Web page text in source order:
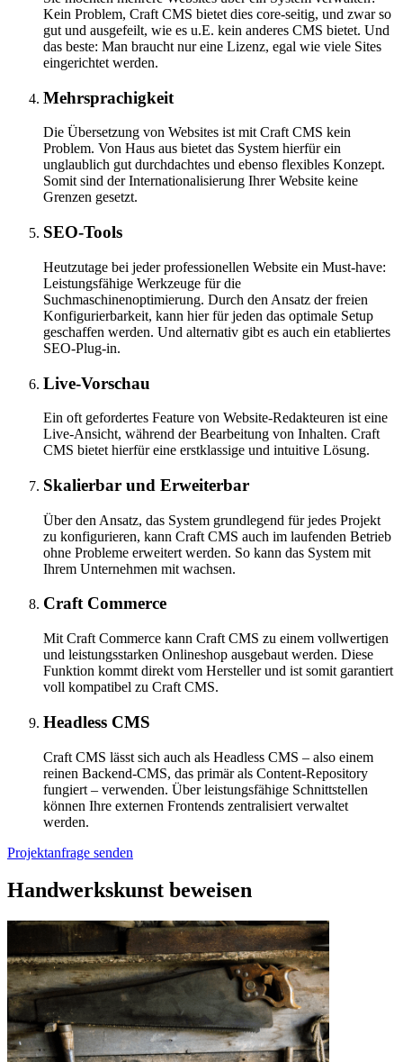
Kein Problem, Craft CMS bietet dies core-seitig, und zwar so
gut und ausgefeilt, wie es u.E. kein anderes CMS bietet. Und
das beste: Man braucht nur eine Lizenz, egal wie viele Sites
eingerichtet werden.
Mehrsprachigkeit
Die Übersetzung von Websites ist mit Craft CMS kein
Problem. Von Haus aus bietet das System hierfür ein
unglaublich gut durchdachtes und ebenso flexibles Konzept.
Somit sind der Internationalisierung Ihrer Website keine
Grenzen gesetzt.
SEO-Tools
Heutzutage bei jeder professionellen Website ein Must-have:
Leistungsfähige Werkzeuge für die
Suchmaschinenoptimierung. Durch den Ansatz der freien
Konfigurierbarkeit, kann hier für jeden das optimale Setup
geschaffen werden. Und alternativ gibt es auch ein etabliertes
SEO-Plug-in.
Live-Vorschau
Ein oft gefordertes Feature von Website-Redakteuren ist eine
Live-Ansicht, während der Bearbeitung von Inhalten. Craft
CMS bietet hierfür eine erstklassige und intuitive Lösung.
Skalierbar und Erweiterbar
Über den Ansatz, das System grundlegend für jedes Projekt
zu konfigurieren, kann Craft CMS auch im laufenden Betrieb
ohne Probleme erweitert werden. So kann das System mit
Ihrem Unternehmen mit wachsen.
Craft Commerce
Mit Craft Commerce kann Craft CMS zu einem vollwertigen
und leistungsstarken Onlineshop ausgebaut werden. Diese
Funktion kommt direkt vom Hersteller und ist somit garantiert
voll kompatibel zu Craft CMS.
Headless CMS
Craft CMS lässt sich auch als Headless CMS – also einem
reinen Backend-CMS, das primär als Content-Repository
fungiert – verwenden. Über leistungsfähige Schnittstellen
können Ihre externen Frontends zentralisiert verwaltet
werden.
Projektanfrage senden
Handwerkskunst beweisen